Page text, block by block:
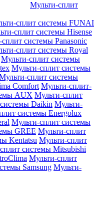
Мульти-сплит
сплит системы FUNAI
сплит системы Hisense
системы Panasonic
сплит системы Royal
Мульти-сплит системы
Мульти-сплит системы
сплит системы
Comfort Мульти-сплит-
AUX Мульти-сплит
Daikin Мульти-
системы Energolux
Мульти-сплит системы
GREE Мульти-сплит
Kentatsu Мульти-сплит
системы Mitsubishi
Мульти-сплит
Samsung Мульти-